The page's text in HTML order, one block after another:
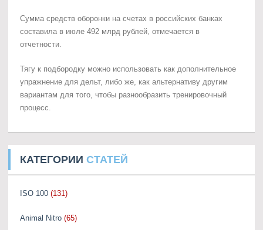
Сумма средств оборонки на счетах в российских банках
составила в июле 492 млрд рублей, отмечается в
отчетности.
Тягу к подбородку можно использовать как дополнительное
упражнение для дельт, либо же, как альтернативу другим
вариантам для того, чтобы разнообразить тренировочный
процесс.
КАТЕГОРИИ СТАТЕЙ
ISO 100 (131)
Animal Nitro (65)